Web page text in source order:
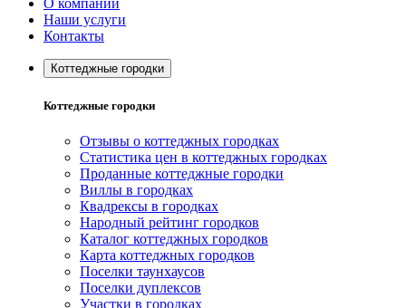
О компании
Наши услуги
Контакты
Коттеджные городки
Коттеджные городки
Отзывы о коттеджных городках
Статистика цен в коттеджных городках
Проданные коттеджные городки
Виллы в городках
Квадрексы в городках
Народный рейтинг городков
Каталог коттеджных городков
Карта коттеджных городков
Поселки таунхаусов
Поселки дуплексов
Участки в городках